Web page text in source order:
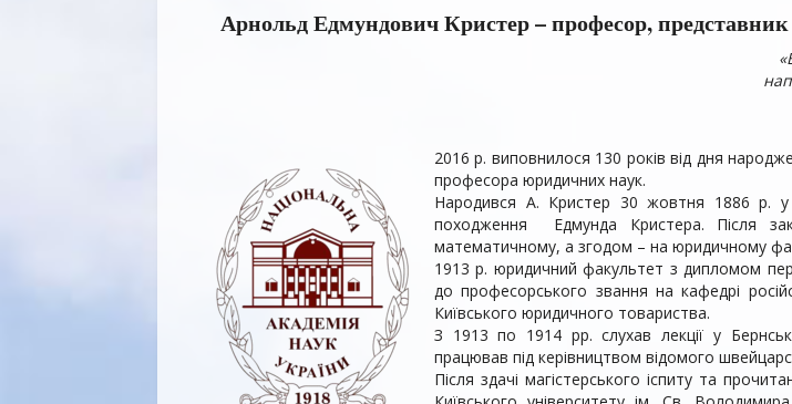
Арнольд Едмундович Кристер – професор,
2016 р. виповнилося 130 років від дня
професора юридичних наук.
Народився А. Кристер 30 жовтня 1886 р. у
походження Едмунда Кристера. Після
математичному, а згодом – на юридичному
1913 р. юридичний факультет з дипломом
до професорського звання на кафедрі
Київського юридичного товариства.
З 1913 по 1914 рр. слухав лекції у
працював під керівництвом відомого
Після здачі магістерського іспиту та